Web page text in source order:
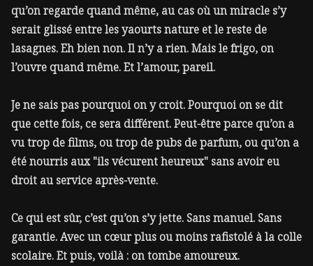
qu’on regarde quand même, au cas où un miracle s’y
serait glissé entre les yaourts nature et le reste de
lasagnes. Eh bien non. Il n’y a rien. Mais le frigo, on
l’ouvre quand même. Et l’amour, pareil.
Je ne sais pas pourquoi on y croit. Pourquoi on se dit
que cette fois, ce sera différent. Peut-être parce qu’on a
vu trop de films, ou trop de pubs de parfum, ou qu’on a
été nourris aux "ils vécurent heureux" sans avoir eu
droit au service après-vente.
Ce qui est sûr, c’est qu’on s’y jette. Sans manuel. Sans
garantie. Avec un cœur plus ou moins rafistolé à la colle
scolaire. Et puis, voilà : on tombe amoureux.